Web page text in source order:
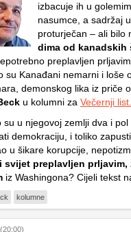
izbacuje ih u
nasumce, a sadržaj
proturječan – ali bilo
dima od kanadskih
preplavljen
su Kanađani nemarni i loše
demonskog lika iz priče
u kolumni za Večernji list.
su u njegovoj zemlji dva i
demokraciju, i toliko
u šikare korupcije,
svijet preplavljen
iz Washingona? Cijeli tekst
kolumne